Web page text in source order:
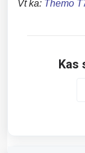
Vt ka: Themo
Kas